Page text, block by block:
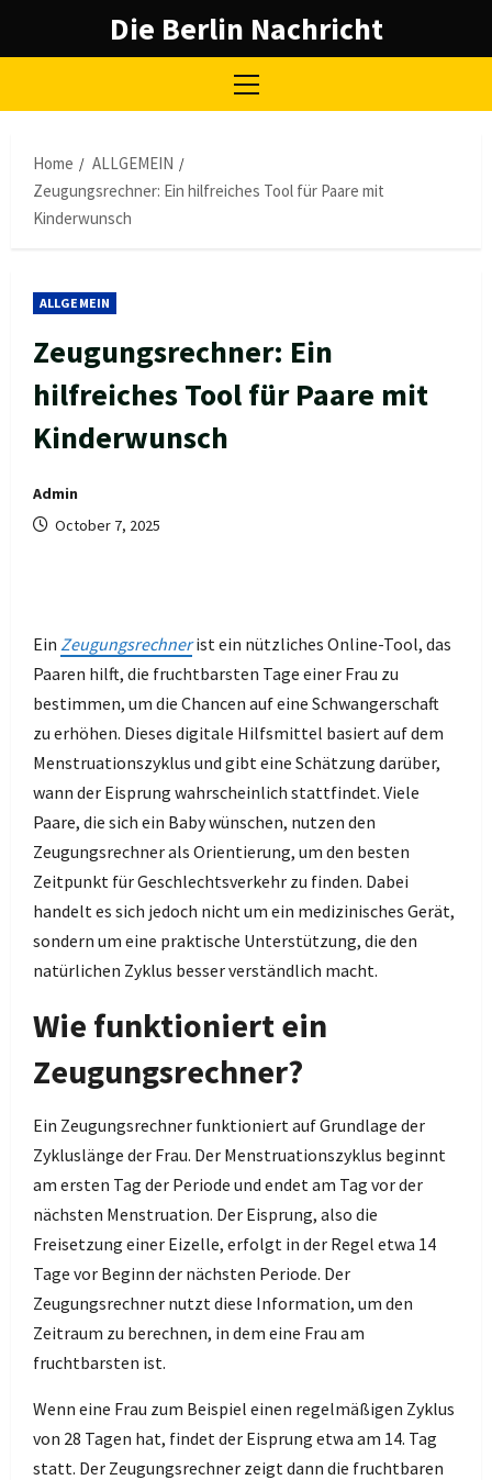
Die Berlin Nachricht
Primary
Home
ALLGEMEIN
Zeugungsrechner: Ein hilfreiches Tool für Paare mit
Kinderwunsch
ALLGEMEIN
Zeugungsrechner: Ein
hilfreiches Tool für Paare mit
Kinderwunsch
Admin
October 7, 2025
Ein Zeugungsrechnerist ein nützliches Online-Tool, das
Paaren hilft, die fruchtbarsten Tage einer Frau zu
bestimmen, um die Chancen auf eine Schwangerschaft
zu erhöhen. Dieses digitale Hilfsmittel basiert auf dem
Menstruationszyklus und gibt eine Schätzung darüber,
wann der Eisprung wahrscheinlich stattfindet. Viele
Paare, die sich ein Baby wünschen, nutzen den
Zeugungsrechner als Orientierung, um den besten
Zeitpunkt für Geschlechtsverkehr zu finden. Dabei
handelt es sich jedoch nicht um ein medizinisches Gerät,
sondern um eine praktische Unterstützung, die den
natürlichen Zyklus besser verständlich macht.
Wie funktioniert ein
Zeugungsrechner?
Ein Zeugungsrechner funktioniert auf Grundlage der
Zykluslänge der Frau. Der Menstruationszyklus beginnt
am ersten Tag der Periode und endet am Tag vor der
nächsten Menstruation. Der Eisprung, also die
Freisetzung einer Eizelle, erfolgt in der Regel etwa 14
Tage vor Beginn der nächsten Periode. Der
Zeugungsrechner nutzt diese Information, um den
Zeitraum zu berechnen, in dem eine Frau am
fruchtbarsten ist.
Wenn eine Frau zum Beispiel einen regelmäßigen Zyklus
von 28 Tagen hat, findet der Eisprung etwa am 14. Tag
statt. Der Zeugungsrechner zeigt dann die fruchtbaren